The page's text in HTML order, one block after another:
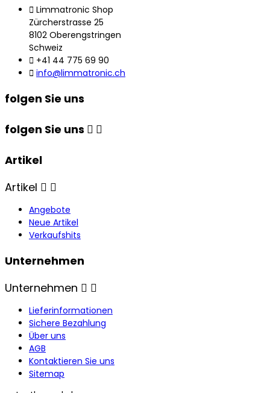
 Limmatronic Shop
Zürcherstrasse 25
8102 Oberengstringen
Schweiz
 +41 44 775 69 90
 info@limmatronic.ch
folgen Sie uns
folgen Sie uns  
Artikel
Artikel  
Angebote
Neue Artikel
Verkaufshits
Unternehmen
Unternehmen  
Lieferinformationen
Sichere Bezahlung
Über uns
AGB
Kontaktieren Sie uns
Sitemap